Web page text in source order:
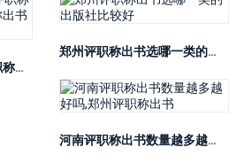
安阳评职称出书,郑州评职称出书,河南小学教师评职称出书的费用大概是多少？
郑州评职称出书选哪一类的出版社比较好
河南评职称出书数量越多越好吗,郑州评职称出书